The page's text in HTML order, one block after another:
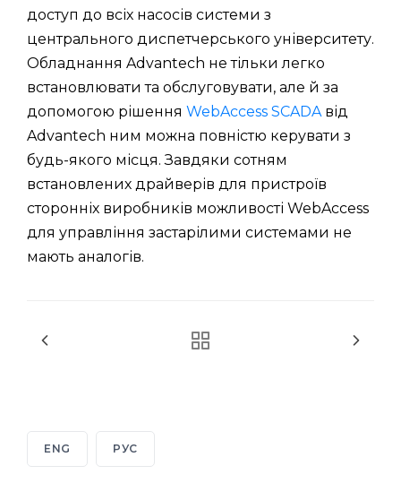
доступ до всіх насосів системи з
центрального диспетчерського університету.
Обладнання Advantech не тільки легко
встановлювати та обслуговувати, але й за
допомогою рішення WebAccess SCADAвід
Advantech ним можна повністю керувати з
будь-якого місця. Завдяки сотням
встановлених драйверів для пристроїв
сторонніх виробників можливості WebAccess
для управління застарілими системами не
мають аналогів.
ENG РУС